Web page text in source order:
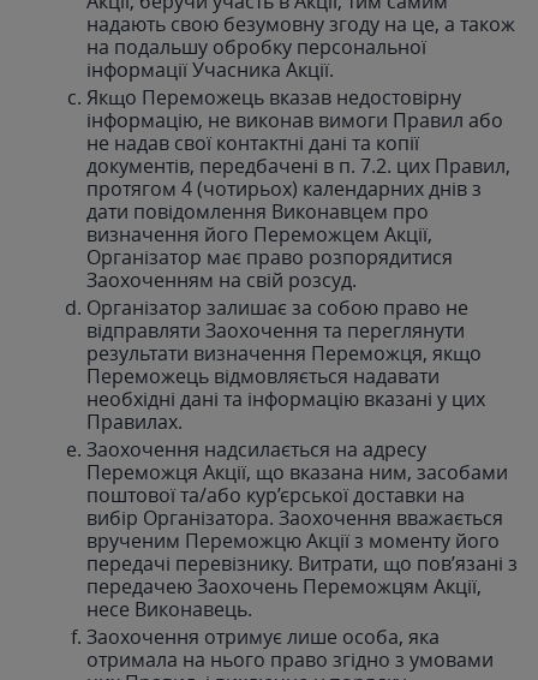
надають свою безумовну згоду на це, а також
на подальшу обробку персональної
інформації Учасника Акції.
Якщо Переможець вказав недостовірну
інформацію, не виконав вимоги Правил або
не надав свої контактні дані та копії
документів, передбачені в п. 7.2. цих Правил,
протягом 4 (чотирьох) календарних днів з
дати повідомлення Виконавцем про
визначення його Переможцем Акції,
Організатор має право розпорядитися
Заохоченням на свій розсуд.
Організатор залишає за собою право не
відправляти Заохочення та переглянути
результати визначення Переможця, якщо
Переможець відмовляється надавати
необхідні дані та інформацію вказані у цих
Правилах.
Заохочення надсилається на адресу
Переможця Акції, що вказана ним, засобами
поштової та/або кур’єрської доставки на
вибір Організатора. Заохочення вважається
врученим Переможцю Акції з моменту його
передачі перевізнику. Витрати, що пов’язані з
передачею Заохочень Переможцям Акції,
несе Виконавець.
Заохочення отримує лише особа, яка
отримала на нього право згідно з умовами